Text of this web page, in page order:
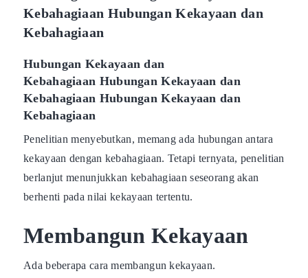
Kebahagiaan Hubungan Kekayaan dan
Kebahagiaan
Hubungan Kekayaan dan
Kebahagiaan Hubungan Kekayaan dan
Kebahagiaan Hubungan Kekayaan dan
Kebahagiaan
Penelitian menyebutkan, memang ada hubungan antara
kekayaan dengan kebahagiaan. Tetapi ternyata, penelitian
berlanjut menunjukkan kebahagiaan seseorang akan
berhenti pada nilai kekayaan tertentu.
Membangun Kekayaan
Ada beberapa cara membangun kekayaan.